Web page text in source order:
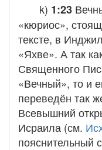
k) 1:23
«кюриос»,
тексте, в
«Яхве». А так
Священного
«Вечный», то и
переведён так
Всевышний
Исраила (см.
пояснительный